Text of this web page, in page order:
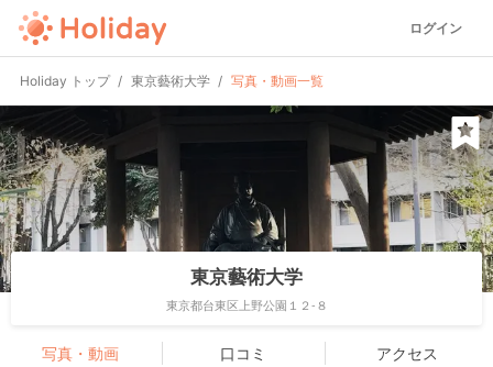
ログイン
Holiday トップ 東京藝術大学 写真・動画一覧
東京藝術大学
東京都台東区上野公園１２-８
写真・動画 口コミ アクセス